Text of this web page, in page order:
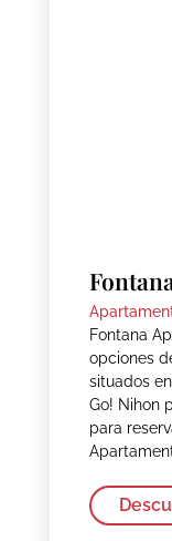
Fontana
opciones
situados
Go! Nihon
para